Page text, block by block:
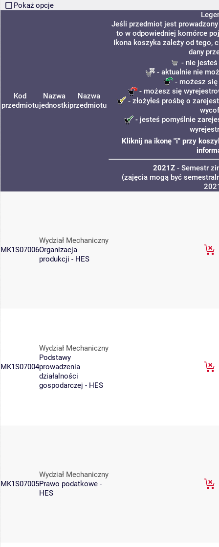
Pokaż opcje
Kod
przedmiotu
Nazwa
jednostki
Nazwa
przedmiotu
Jeśli przedmiot jest
to w odpowiedniej komórce
Ikona koszyka zależy od tego,
dany
- nie
- aktualnie nie
- możesz się
- możesz się
- złożyłeś prośbę o
- jesteś pomyślnie
Kliknij na ikonę "i" przy
2021Z - Semestr
(zajęcia mogą być
MK1S07006
Wydział Mechaniczny
Organizacja
produkcji - HES
MK1S07004
Wydział Mechaniczny
Podstawy
prowadzenia
działalności
gospodarczej - HES
MK1S07005
Wydział Mechaniczny
Prawo podatkowe -
HES